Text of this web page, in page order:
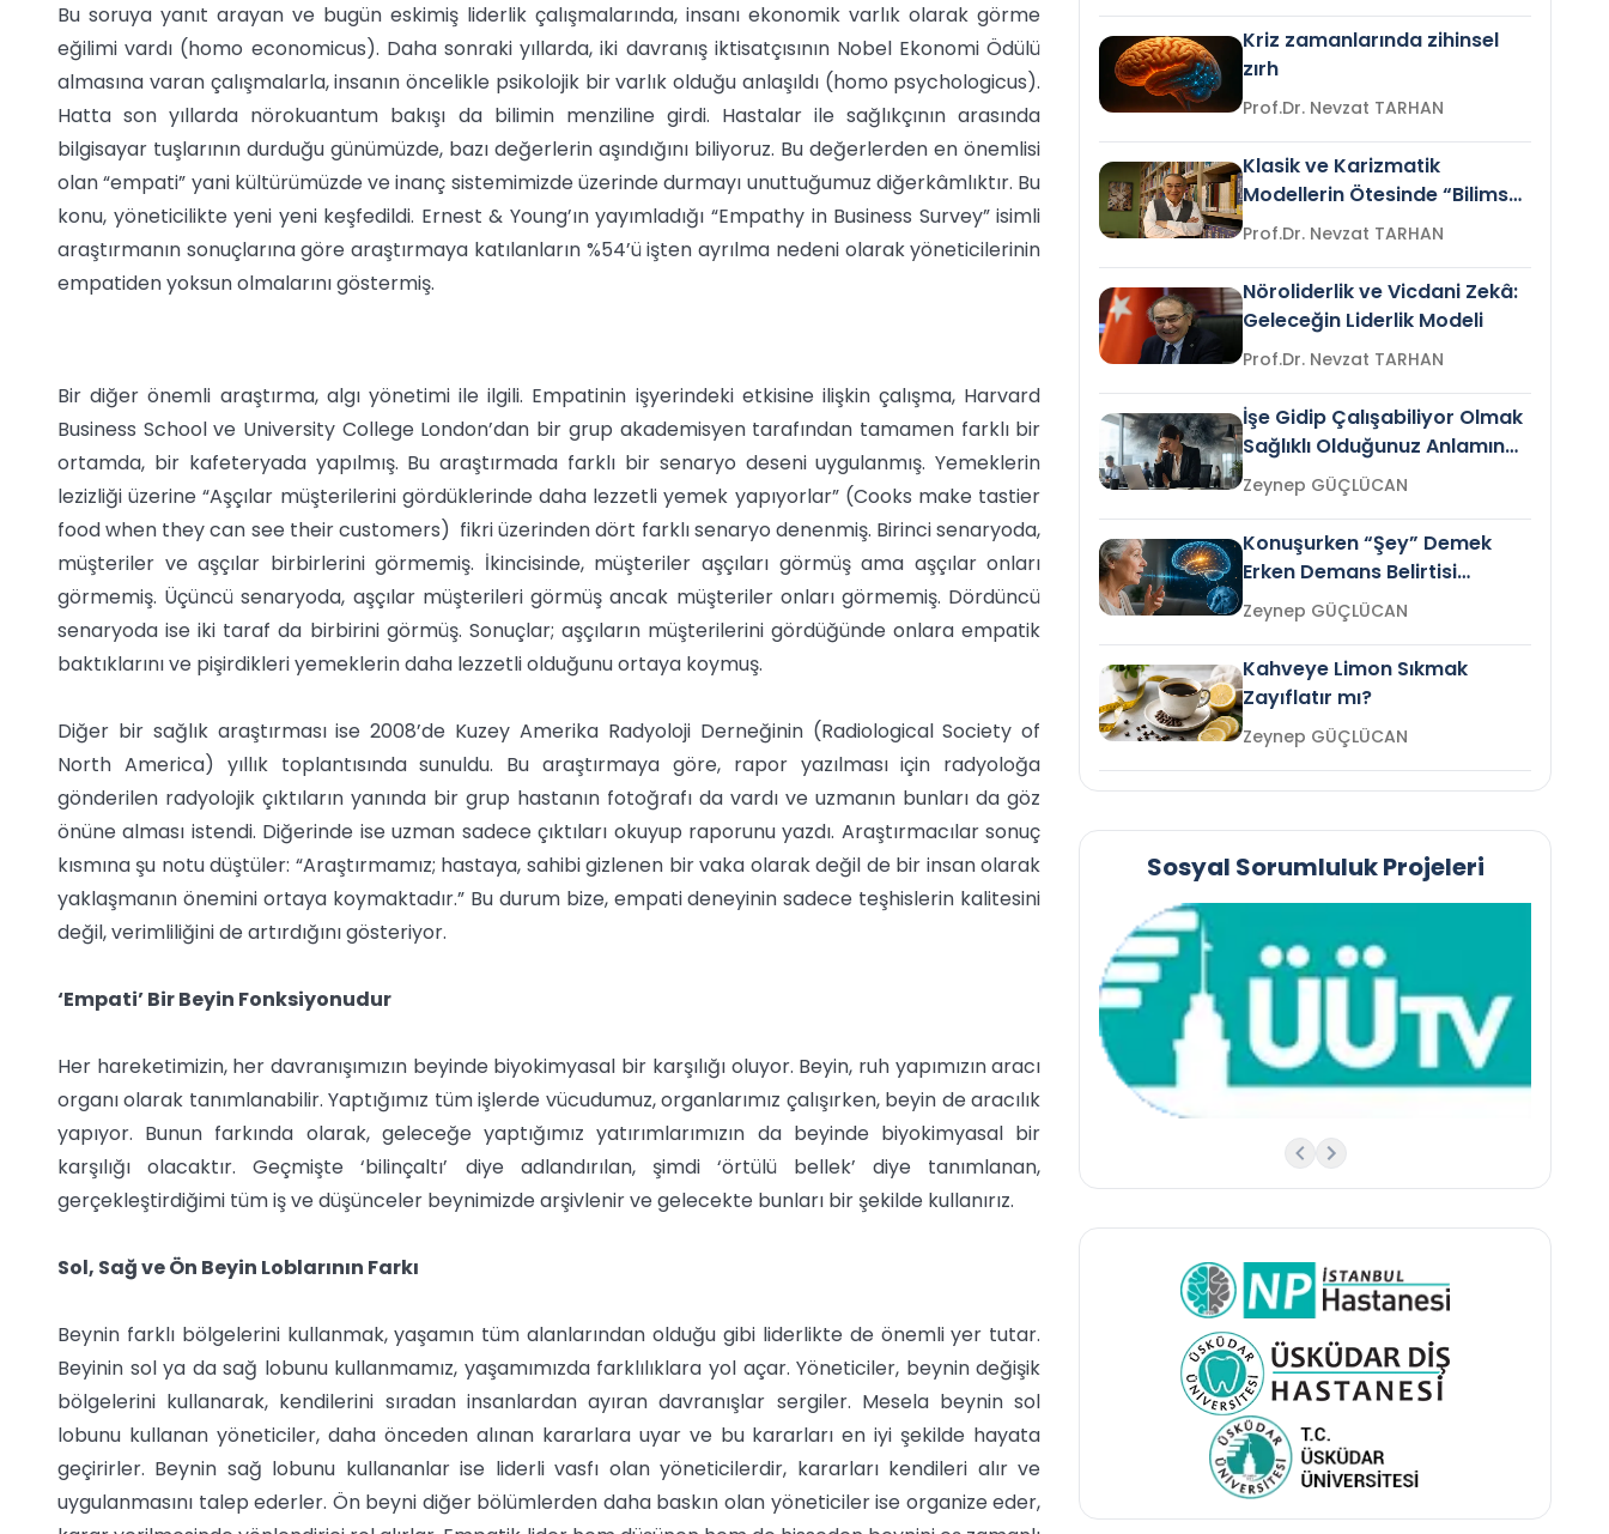
Bu soruya yanıt arayan ve bugün eskimiş liderlik çalışmalarında, insanı ekonomik varlık olarak görme
eğilimi vardı (homo economicus). Daha sonraki yıllarda, iki davranış iktisatçısının Nobel Ekonomi Ödülü
almasına varan çalışmalarla, insanın öncelikle psikolojik bir varlık olduğu anlaşıldı (homo psychologicus).
Hatta son yıllarda nörokuantum bakışı da bilimin menziline girdi. Hastalar ile sağlıkçının arasında
bilgisayar tuşlarının durduğu günümüzde, bazı değerlerin aşındığını biliyoruz. Bu değerlerden en önemlisi
olan “empati” yani kültürümüzde ve inanç sistemimizde üzerinde durmayı unuttuğumuz diğerkâmlıktır. Bu
konu, yöneticilikte yeni yeni keşfedildi. Ernest & Young’ın yayımladığı “Empathy in Business Survey” isimli
araştırmanın sonuçlarına göre araştırmaya katılanların %54’ü işten ayrılma nedeni olarak yöneticilerinin
empatiden yoksun olmalarını göstermiş.
Bir diğer önemli araştırma, algı yönetimi ile ilgili. Empatinin işyerindeki etkisine ilişkin çalışma, Harvard
Business School ve University College London’dan bir grup akademisyen tarafından tamamen farklı bir
ortamda, bir kafeteryada yapılmış. Bu araştırmada farklı bir senaryo deseni uygulanmış. Yemeklerin
lezizliği üzerine “Aşçılar müşterilerini gördüklerinde daha lezzetli yemek yapıyorlar” (Cooks make tastier
food when they can see their customers) fikri üzerinden dört farklı senaryo denenmiş. Birinci senaryoda,
müşteriler ve aşçılar birbirlerini görmemiş. İkincisinde, müşteriler aşçıları görmüş ama aşçılar onları
görmemiş. Üçüncü senaryoda, aşçılar müşterileri görmüş ancak müşteriler onları görmemiş. Dördüncü
senaryoda ise iki taraf da birbirini görmüş. Sonuçlar; aşçıların müşterilerini gördüğünde onlara empatik
baktıklarını ve pişirdikleri yemeklerin daha lezzetli olduğunu ortaya koymuş.
Diğer bir sağlık araştırması ise 2008’de Kuzey Amerika Radyoloji Derneğinin (Radiological Society of
North America) yıllık toplantısında sunuldu. Bu araştırmaya göre, rapor yazılması için radyoloğa
gönderilen radyolojik çıktıların yanında bir grup hastanın fotoğrafı da vardı ve uzmanın bunları da göz
önüne alması istendi. Diğerinde ise uzman sadece çıktıları okuyup raporunu yazdı. Araştırmacılar sonuç
kısmına şu notu düştüler: “Araştırmamız; hastaya, sahibi gizlenen bir vaka olarak değil de bir insan olarak
yaklaşmanın önemini ortaya koymaktadır.” Bu durum bize, empati deneyinin sadece teşhislerin kalitesini
değil, verimliliğini de artırdığını gösteriyor.
‘Empati’ Bir Beyin Fonksiyonudur
Her hareketimizin, her davranışımızın beyinde biyokimyasal bir karşılığı oluyor. Beyin, ruh yapımızın aracı
organı olarak tanımlanabilir. Yaptığımız tüm işlerde vücudumuz, organlarımız çalışırken, beyin de aracılık
yapıyor. Bunun farkında olarak, geleceğe yaptığımız yatırımlarımızın da beyinde biyokimyasal bir
karşılığı olacaktır. Geçmişte ‘bilinçaltı’ diye adlandırılan, şimdi ‘örtülü bellek’ diye tanımlanan,
gerçekleştirdiğimi tüm iş ve düşünceler beynimizde arşivlenir ve gelecekte bunları bir şekilde kullanırız.
Sol, Sağ ve Ön Beyin Loblarının Farkı
Beynin farklı bölgelerini kullanmak, yaşamın tüm alanlarından olduğu gibi liderlikte de önemli yer tutar.
Beyinin sol ya da sağ lobunu kullanmamız, yaşamımızda farklılıklara yol açar. Yöneticiler, beynin değişik
bölgelerini kullanarak, kendilerini sıradan insanlardan ayıran davranışlar sergiler. Mesela beynin sol
lobunu kullanan yöneticiler, daha önceden alınan kararlara uyar ve bu kararları en iyi şekilde hayata
geçirirler. Beynin sağ lobunu kullananlar ise liderli vasfı olan yöneticilerdir, kararları kendileri alır ve
uygulanmasını talep ederler. Ön beyni diğer bölümlerden daha baskın olan yöneticiler ise organize eder,
Kriz zamanlarında zihinsel
zırh
Prof.Dr. Nevzat TARHAN
Klasik ve Karizmatik
Modellerin Ötesinde “Bilimsel
Liderlik”
Prof.Dr. Nevzat TARHAN
Nöroliderlik ve Vicdani Zekâ:
Geleceğin Liderlik Modeli
Prof.Dr. Nevzat TARHAN
İşe Gidip Çalışabiliyor Olmak
Sağlıklı Olduğunuz Anlamına
Gelir mi?Zeynep GÜÇLÜCAN
Konuşurken “Şey” Demek
Erken Demans Belirtisi
Olabilir mi?Zeynep GÜÇLÜCAN
Kahveye Limon Sıkmak
Zayıflatır mı?
Zeynep GÜÇLÜCAN
Sosyal Sorumluluk Projeleri